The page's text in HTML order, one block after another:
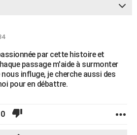
par cette histoire et
passage m'aide à surmonter
nous influge, je cherche aussi des
pour en débattre.
0